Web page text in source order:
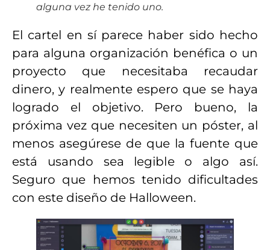
alguna vez he tenido uno.
El cartel en sí parece haber sido hecho
para alguna organización benéfica o un
proyecto que necesitaba recaudar
dinero, y realmente espero que se haya
logrado el objetivo. Pero bueno, la
próxima vez que necesiten un póster, al
menos asegúrese de que la fuente que
está usando sea legible o algo así.
Seguro que hemos tenido dificultades
con este diseño de Halloween.